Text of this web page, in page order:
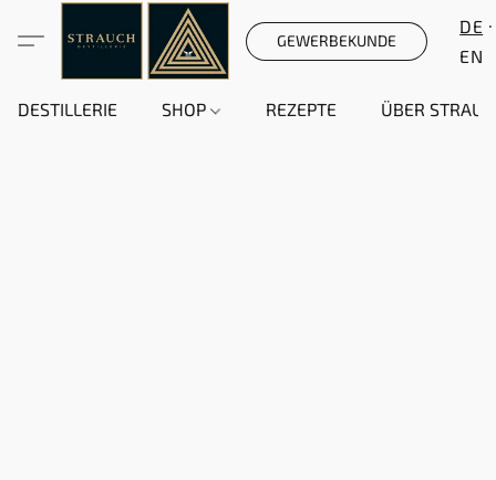
GEWERBEKUNDE
DE
EN
DESTILLERIE SHOP REZEPTE ÜBER